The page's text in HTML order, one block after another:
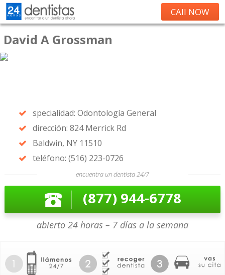
CAll NOW
David A Grossman
specialidad: Odontología General
dirección: 824 Merrick Rd
Baldwin, NY 11510
teléfono: (516) 223-0726
encuentra un dentista 24/7
(877) 944-6778
abierto 24 horas – 7 días a la semana